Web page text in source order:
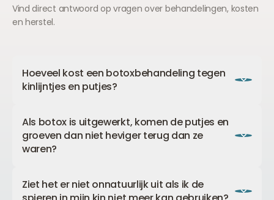
Vind direct antwoord op vragen over behandelingen, kosten
en herstel.
Hoeveel kost een botoxbehandeling tegen
kinlijntjes en putjes?
kost €210. In combinatie met een andere zone
botox wordt de behandeling €105.
Als botox is uitgewerkt, komen de putjes en
groeven dan niet heviger terug dan ze
waren?
verantwoordelijk zijn voor deze rimpeltjes een tijd
Ziet het er niet onnatuurlijk uit als ik de